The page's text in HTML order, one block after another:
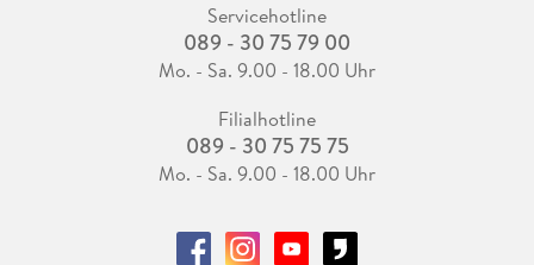
Servicehotline
089 - 30 75 79 00
Mo. - Sa. 9.00 - 18.00 Uhr
Filialhotline
089 - 30 75 75 75
Mo. - Sa. 9.00 - 18.00 Uhr